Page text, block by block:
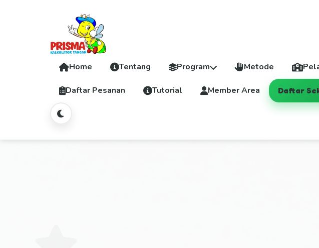
Home Tentang Program Metode
Daftar Pesanan Tutorial Member Area Daftar